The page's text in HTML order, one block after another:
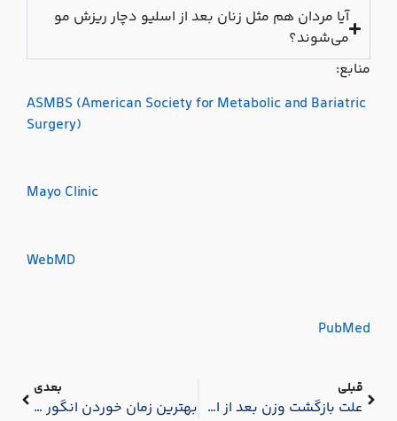
آیا مردان هم مثل زنان بعد از اسلیو دچار ریزش مو
می‌شوند؟
منابع:
ASMBS (American Society for Metabolic and Bariatric
Surgery)
Mayo Clinic
WebMD
PubMed
قبلی
علت بازگشت وزن بعد از اسلیو معده
بعدی
بهترین زمان خوردن انگور برای لاغری: صبح، عصر یا شب؟